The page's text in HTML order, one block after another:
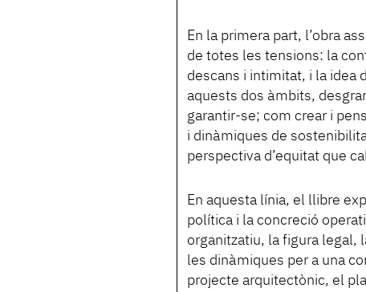
En la primera part, l’obra
de totes les tensions: la
descans i intimitat, i la idea
aquests dos àmbits,
garantir-se; com crear i
i dinàmiques de
perspectiva d’equitat que
En aquesta línia, el llibre
política i la concreció
organitzatiu, la figura legal,
les dinàmiques per a una
projecte arquitectònic, el